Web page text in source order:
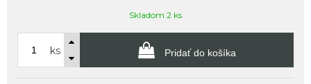
Skladom 2 ks
ks Pridať do košíka